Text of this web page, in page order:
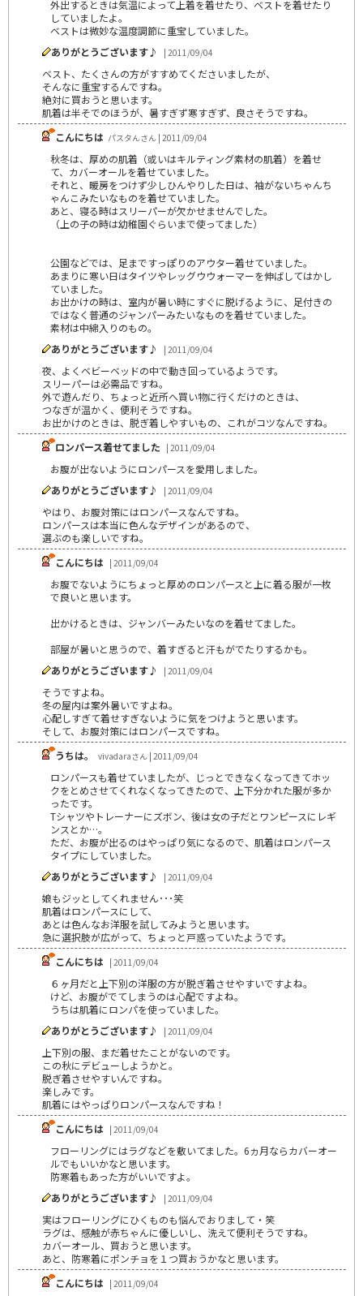
外出するときは気温によって上着を着せたり、ベストを着せたり
していましたよ。
ベストは微妙な温度調節に重宝していました。
ありがとうございます♪
| 2011/09/04
ベスト、たくさんの方がすすめてくださいましたが、
そんなに重宝するんですね。
絶対に買おうと思います。
肌着は半そでのほうが、暑すぎず寒すぎず、良さそうですね。
こんにちは パスタんさん | 2011/09/04
秋冬は、厚めの肌着（或いはキルティング素材の肌着）を着せ
て、カバーオールを着せていました。
それと、暖房をつけず少しひんやりした日は、袖がないちゃんち
ゃんこみたいなものを着せていました。
あと、寝る時はスリーパーが欠かせませんでした。
（上の子の時は幼稚園ぐらいまで使ってました）
公園などでは、足まですっぽりのアウター着せていました。
あまりに寒い日はタイツやレッグウウォーマーを伸ばしてはかし
ていました。
お出かけの時は、室内が暑い時にすぐに脱げるように、足付きの
ではなく普通のジャンパーみたいなものを着せていました。
素材は中綿入りのもの。
ありがとうございます♪
| 2011/09/04
夜、よくベビーベッドの中で動き回っているようです。
スリーパーは必需品ですね。
外で遊んだり、ちょっと近所へ買い物に行くだけのときは、
つなぎが温かく、便利そうですね。
お出かけのときは、脱ぎ着しやすいもの、これがコツなんですね。
ロンパース着せてました | 2011/09/04
お腹が出ないようにロンパースを愛用しました。
ありがとうございます♪
| 2011/09/04
やはり、お腹対策にはロンパースなんですね。
ロンパースは本当に色んなデザインがあるので、
選ぶのも楽しいですね。
こんにちは | 2011/09/04
お腹でないようにちょっと厚めのロンパースと上に着る服が一枚
で良いと思います。
出かけるときは、ジャンバーみたいなのを着せてました。
部屋が暑いと思うので、着すぎると汗もがでたりするかも。
ありがとうございます♪
| 2011/09/04
そうですよね。
冬の屋内は案外暑いですよね。
心配しすぎて着せすぎないように気をつけようと思います。
そして、お腹対策にはロンパースですね。
うちは。
vivadaraさん | 2011/09/04
ロンパースも着せていましたが、じっとできなくなってきてホッ
クをとめさせてくれなくなってきたので、上下分かれた服が多か
ったです。
Tシャツやトレーナーにズボン、後は女の子だとワンピースにレギ
ンスとか…。
ただ、お腹が出るのはやっぱり気になるので、肌着はロンパース
タイプにしていました。
ありがとうございます♪
| 2011/09/04
娘もジッとしてくれません･･･笑
肌着はロンパースにして、
あとは色んなお洋服を試してみようと思います。
急に選択肢が広がって、ちょっと戸惑っていたようです。
こんにちは | 2011/09/04
６ヶ月だと上下別の洋服の方が脱ぎ着させやすいですよね。
けど、お腹がでてしまうのは心配ですよね。
うちは肌着にロンパを使っていました。
ありがとうございます♪
| 2011/09/04
上下別の服、まだ着せたことがないのです。
この秋にデビューしようかと。
脱ぎ着させやすいんですね。
楽しみです。
肌着にはやっぱりロンパースなんですね！
こんにちは | 2011/09/04
フローリングにはラグなどを敷いてました。6ヵ月ならカバーオー
ルでもいいかなと思います。
防寒着もあった方がいいですよ。
ありがとうございます♪
| 2011/09/04
実はフローリングにひくものも悩んでおりまして・笑
ラグは、感触が赤ちゃんに優しいし、洗えて便利そうですね。
カバーオール、買おうと思います。
あと、防寒着にポンチョを１つ買おうかなと思います。
こんにちは | 2011/09/04